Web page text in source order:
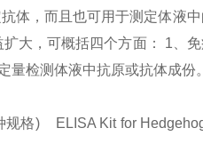
体，而且也可用于测定体液
大，可概括四个方面： 1、
检测体液中抗原或抗体成份。
格) ELISA Kit for